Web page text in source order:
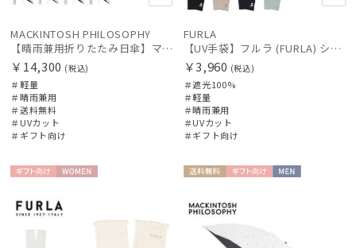
MACKINTOSH PHILOSOPHY
【晴雨兼用折りたたみ日傘】マッキントッシュ フィロソフィー (MACKINTOSH PHILOSOPHY) ボーダー
￥14,300 (税込)
＃軽量
＃晴雨兼用
＃送料無料
＃UVカット
＃ギフト向け
FURLA
【UV手袋】フルラ (FURLA) ショート ＵＶ手袋 ハートベア 指無し
￥3,960 (税込)
＃遮光100%
＃軽量
＃晴雨兼用
＃UVカット
＃ギフト向け
向け
N
料
向け